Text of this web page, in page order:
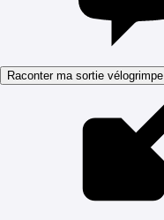
Raconter ma sortie vélogrimpe